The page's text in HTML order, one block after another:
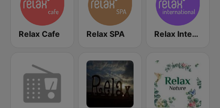
Relax Cafe Relax SPA Relax International